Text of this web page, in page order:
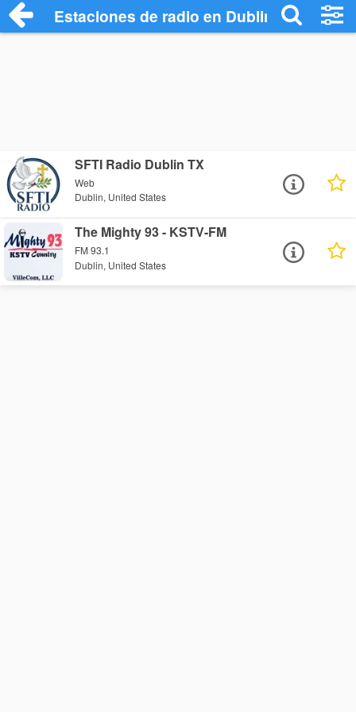
Estaciones de radio en Dublin -
SFTI Radio Dublin TX
Web
Dublin, United States
The Mighty 93 - KSTV-FM
FM 93.1
Dublin, United States